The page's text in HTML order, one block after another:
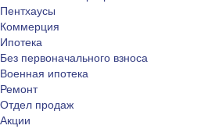
Пентхаусы
Коммерция
Ипотека
Без первоначального взноса
Военная ипотека
Ремонт
Отдел продаж
Акции